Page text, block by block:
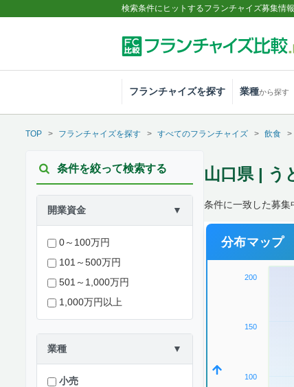
検索条件にヒットするフランチャイズ募集情報
フランチャイズを探す 業種から探す
TOP フランチャイズを探す すべてのフランチャイズ 飲食
条件を絞って検索する
開業資金 ▼
0～100万円
101～500万円
501～1,000万円
1,000万円以上
業種 ▼
小売
山口県 | う
条件に一致した募集
分布マップ
200
150
100